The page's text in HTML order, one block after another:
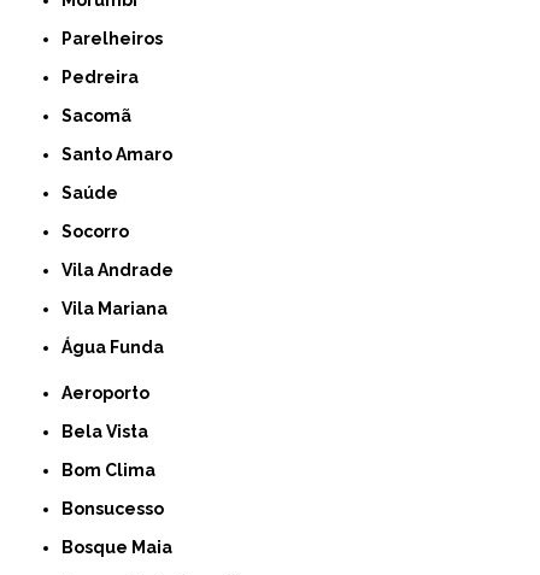
Parelheiros
Pedreira
Sacomã
Santo Amaro
Saúde
Socorro
Vila Andrade
Vila Mariana
Água Funda
Aeroporto
Bela Vista
Bom Clima
Bonsucesso
Bosque Maia